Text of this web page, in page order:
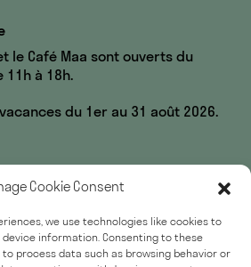
Cookie Consent
we use technologies like cookies to
information. Consenting to these
process data such as browsing behavior or
le Café Maa sont ouverts du
11h à 18h.
du 1er au 31 août 2026.